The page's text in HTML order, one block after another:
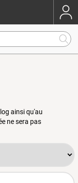
ainsi qu'au
ne sera pas